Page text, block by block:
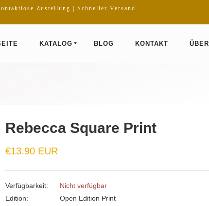
Zustellung | Schneller Versand
KATALOG BLOG KONTAKT ÜBER
Rebecca Square Print
€13.90 EUR
Verfügbarkeit:
Nicht verfügbar
Edition:
Open Edition Print